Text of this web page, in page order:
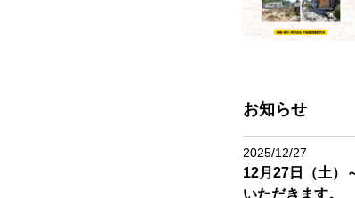
お知らせ
2025/12/27
12月27日（土）
いただきます。